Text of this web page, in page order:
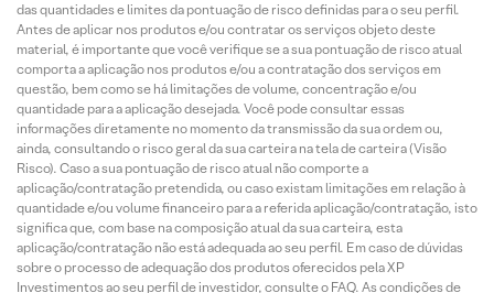
das quantidades e limites da pontuação de risco definidas para o seu perfil.
Antes de aplicar nos produtos e/ou contratar os serviços objeto deste
material, é importante que você verifique se a sua pontuação de risco atual
comporta a aplicação nos produtos e/ou a contratação dos serviços em
questão, bem como se há limitações de volume, concentração e/ou
quantidade para a aplicação desejada. Você pode consultar essas
informações diretamente no momento da transmissão da sua ordem ou,
ainda, consultando o risco geral da sua carteira na tela de carteira (Visão
Risco). Caso a sua pontuação de risco atual não comporte a
aplicação/contratação pretendida, ou caso existam limitações em relação à
quantidade e/ou volume financeiro para a referida aplicação/contratação, isto
significa que, com base na composição atual da sua carteira, esta
aplicação/contratação não está adequada ao seu perfil. Em caso de dúvidas
sobre o processo de adequação dos produtos oferecidos pela XP
Investimentos ao seu perfil de investidor, consulte o FAQ. As condições de